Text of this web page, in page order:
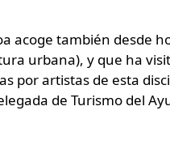
acoge también desde
urbana), y que ha
por artistas de esta
de Turismo del